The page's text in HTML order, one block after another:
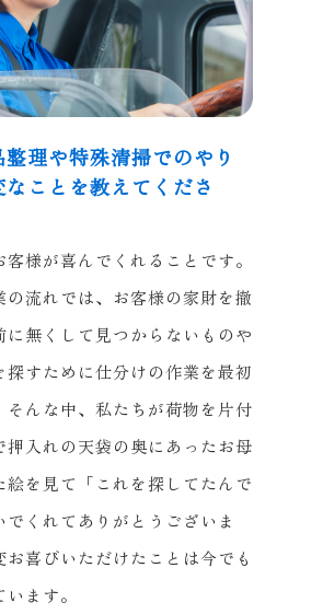
理や特殊清掃でのやり
ことを教えてくださ
様が喜んでくれることです。
の流れでは、お客様の家財を撤
に無くして見つからないものや
探すために仕分けの作業を最初
そんな中、私たちが荷物を片付
押入れの天袋の奥にあったお母
絵を見て「これを探してたんで
でくれてありがとうございま
お喜びいただけたことは今でも
ます。